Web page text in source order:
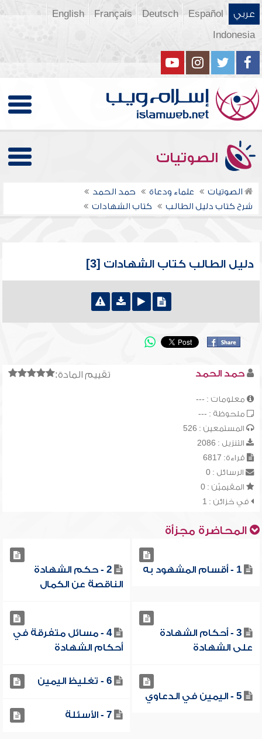
عربي Español
Deutsch
Français
English
Indonesia
الصوتيات
الصوتيات علماء ودعاة
حمد الحمد
شرح كتاب دليل الطالب
كتاب الشهادات
دليل الطالب كتاب الشهادات [3]
تقييم المادة: حمد الحمد
معلومات : ---
ملحوظة : ---
المستمعين : 526
التنزيل : 2086
قراءة: 6817
الرسائل : 0
المقيميّن : 0
في خزائن : 1
المحاضرة مجزأة
1 - أقسام المشهود به
2 - حكم الشهادة
الناقصة عن الكمال
3 - أحكام الشهادة
على الشهادة
4 - مسائل متفرقة في
أحكام الشهادة
5 - اليمين في الدعاوي
6 - تغليظ اليمين
7 - الأسئلة